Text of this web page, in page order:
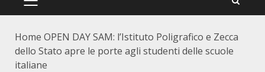
PRIMÄRES
Home OPEN DAY SAM: l’Istituto Poligrafico e Zecca
dello Stato apre le porte agli studenti delle scuole
italiane